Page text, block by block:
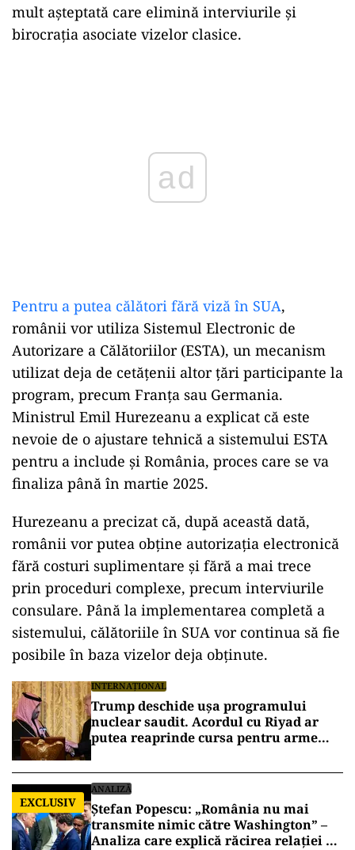
mult așteptată care elimină interviurile și
birocrația asociate vizelor clasice.
ad
Pentru a putea călători fără viză în SUA,
românii vor utiliza Sistemul Electronic de
Autorizare a Călătoriilor (ESTA), un mecanism
utilizat deja de cetățenii altor țări participante la
program, precum Franța sau Germania.
Ministrul Emil Hurezeanu a explicat că este
nevoie de o ajustare tehnică a sistemului ESTA
pentru a include și România, proces care se va
finaliza până în martie 2025.
Hurezeanu a precizat că, după această dată,
românii vor putea obține autorizația electronică
fără costuri suplimentare și fără a mai trece
prin proceduri complexe, precum interviurile
consulare. Până la implementarea completă a
sistemului, călătoriile în SUA vor continua să fie
posibile în baza vizelor deja obținute.
INTERNAȚIONAL
Trump deschide ușa programului
nuclear saudit. Acordul cu Riyad ar
putea reaprinde cursa pentru arme
EXCLUSIV
ANALIZĂ
Ștefan Popescu: „România nu mai
transmite nimic către Washington” –
Analiza care explică răcirea relației cu